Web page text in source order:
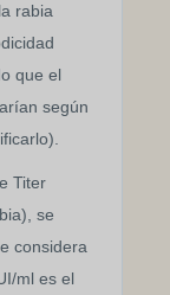
rabia
que el
según
Titer
se
considera
ml es el